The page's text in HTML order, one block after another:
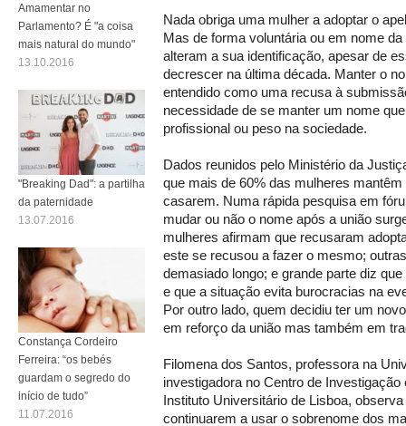
Nada obriga uma mulher a adoptar o
Mas de forma voluntária ou em nome
alteram a sua identificação, apesar de
decrescer na última década. Manter o
entendido como uma recusa à
necessidade de se manter um nome
profissional ou peso na sociedade.
Dados reunidos pelo Ministério da
que mais de 60% das mulheres
casarem. Numa rápida pesquisa em
mudar ou não o nome após a união
mulheres afirmam que recusaram
este se recusou a fazer o mesmo;
demasiado longo; e grande parte diz
e que a situação evita burocracias na
Por outro lado, quem decidiu ter um
em reforço da união mas também em
Filomena dos Santos, professora na
investigadora no Centro de
Instituto Universitário de Lisboa,
continuarem a usar o sobrenome dos
Amamentar no
Parlamento? É "a coisa
mais natural do mundo"
13.10.2016
"Breaking Dad": a partilha
da paternidade
13.07.2016
Constança Cordeiro
Ferreira: “os bebés
guardam o segredo do
início de tudo”
11.07.2016